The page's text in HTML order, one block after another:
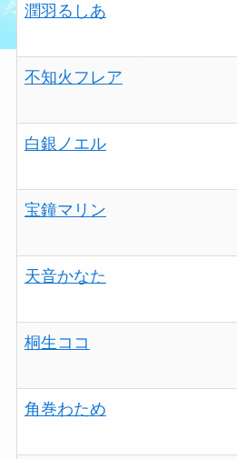
潤羽るしあ
不知火フレア
白銀ノエル
宝鐘マリン
天音かなた
桐生ココ
角巻わため